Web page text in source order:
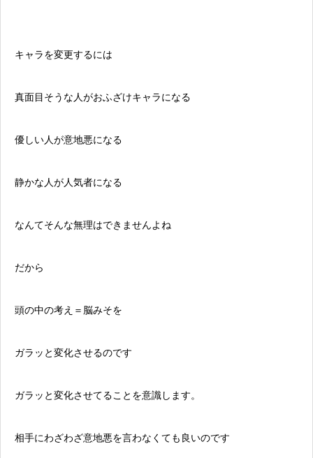
キャラを変更するには
真面目そうな人がおふざけキャラになる
優しい人が意地悪になる
静かな人が人気者になる
なんてそんな無理はできませんよね
だから
頭の中の考え＝脳みそを
ガラッと変化させるのです
ガラッと変化させてることを意識します。
相手にわざわざ意地悪を言わなくても良いのです